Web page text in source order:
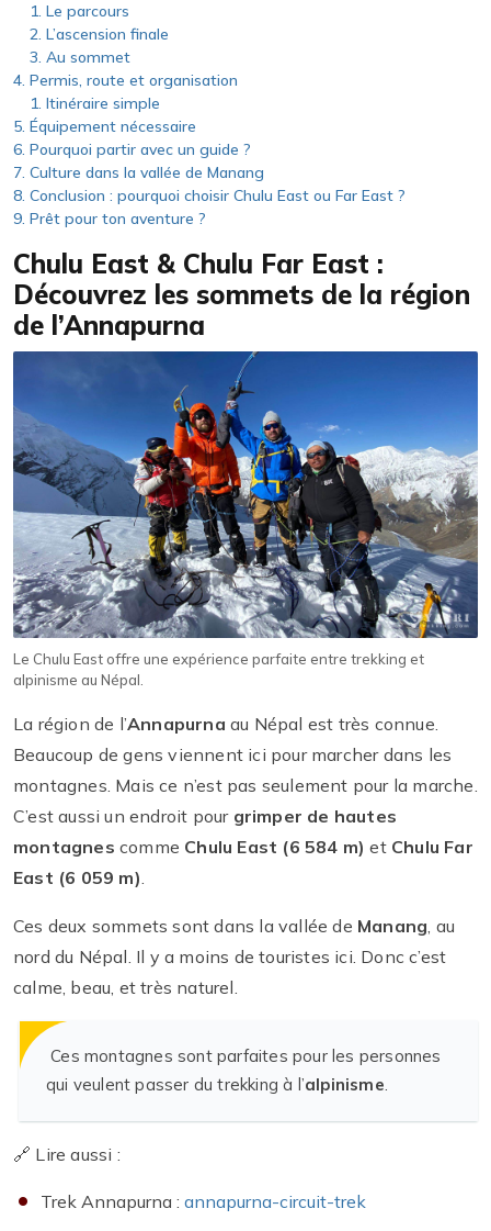
Le parcours
L’ascension finale
Au sommet
Permis, route et organisation
Itinéraire simple
Équipement nécessaire
Pourquoi partir avec un guide ?
Culture dans la vallée de Manang
Conclusion : pourquoi choisir Chulu East ou Far East ?
Prêt pour ton aventure ?
Chulu East & Chulu Far East :
Découvrez les sommets de la région
de l’Annapurna
Le Chulu East offre une expérience parfaite entre trekking et
alpinisme au Népal.
La région de l’Annapurna au Népal est très connue.
Beaucoup de gens viennent ici pour marcher dans les
montagnes. Mais ce n’est pas seulement pour la marche.
C’est aussi un endroit pour grimper de hautes
montagnes comme Chulu East (6 584 m) et Chulu Far
East (6 059 m).
Ces deux sommets sont dans la vallée de Manang, au
nord du Népal. Il y a moins de touristes ici. Donc c’est
calme, beau, et très naturel.
Ces montagnes sont parfaites pour les personnes
qui veulent passer du trekking à l’alpinisme.
🔗 Lire aussi :
Trek Annapurna : annapurna-circuit-trek